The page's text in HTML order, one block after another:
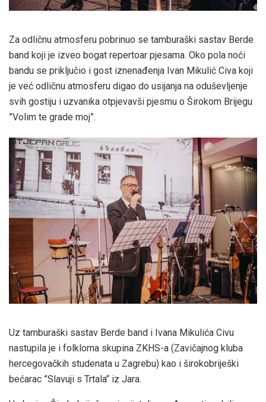
Za odličnu atmosferu pobrinuo se tamburaški sastav Berde
band koji je izveo bogat repertoar pjesama. Oko pola noći
bandu se priključio i gost iznenađenja Ivan Mikulić Civa koji
je već odličnu atmosferu digao do usijanja na oduševljenje
svih gostiju i uzvanika otpjevavši pjesmu o Širokom Brijegu
”Volim te grade moj”.
Uz tamburaški sastav Berde band i Ivana Mikulića Civu
nastupila je i folklorna skupina ZKHS-a (Zavičajnog kluba
hercegovačkih studenata u Zagrebu) kao i širokobriješki
bećarac ”Slavuji s Trtala’‘ iz Jara.